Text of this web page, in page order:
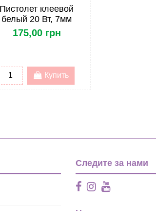
Пистолет клеевой
белый 20 Вт, 7мм
175,00 грн
Купить
Следите за нами